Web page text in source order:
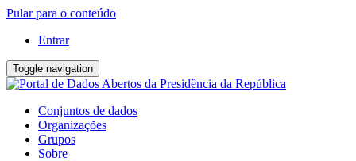
Pular para o conteúdo
Entrar
Toggle navigation
Conjuntos de dados
Organizações
Grupos
Sobre